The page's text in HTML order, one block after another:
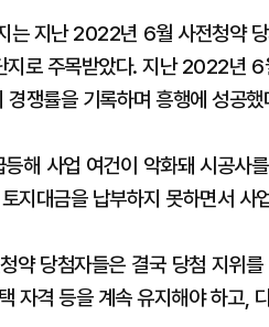
는 지난 2022년 6월 사전청약
로 주목받았다. 지난 2022년
쟁률을 기록하며 흥행에 성공했
해 사업 여건이 악화돼 시공사
지대금을 납부하지 못하면서 사
약 당첨자들은 결국 당첨 지위
자격 등을 계속 유지해야 하고,